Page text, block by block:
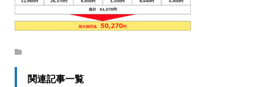
関連記事一覧